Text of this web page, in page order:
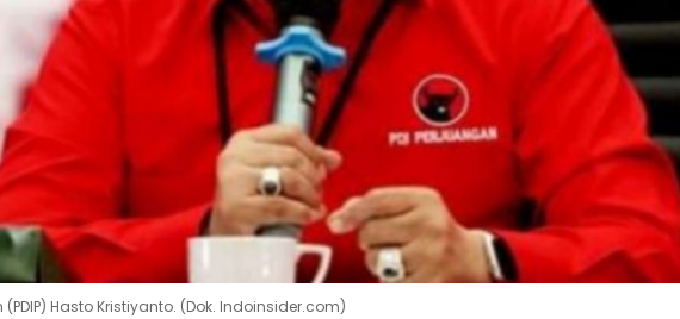
(PDIP) Hasto Kristiyanto. (Dok. Indoinsider.com)